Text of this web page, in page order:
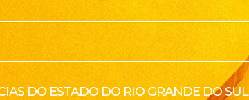
DO ESTADO DO RIO GRANDE DO SUL